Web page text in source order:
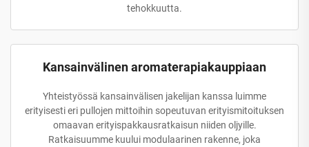
tehokkuutta.
Kansainvälinen aromaterapiakauppiaan
Yhteistyössä kansainvälisen jakelijan kanssa luimme
erityisesti eri pullojen mittoihin sopeutuvan erityismitoituksen
omaavan erityispakkausratkaisun niiden oljyille.
Ratkaisuumme kuului modulaarinen rakenne, joka